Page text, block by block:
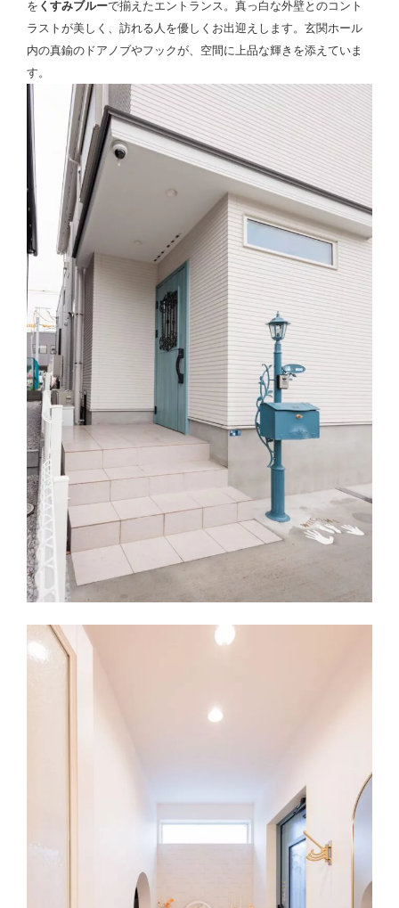
を くすみブルーで揃えたエントランス。真っ白な外壁とのコント
ラストが美しく、訪れる人を優しくお出迎えします。玄関ホール
内の真鍮のドアノブやフックが、空間に上品な輝きを添えていま
す。